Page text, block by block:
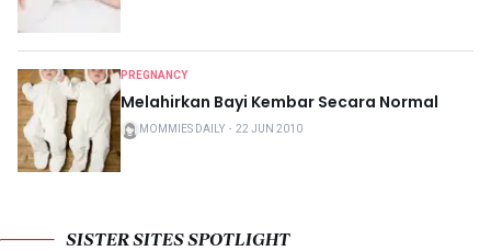
PREGNANCY
Melahirkan Bayi Kembar Secara Normal
MOMMIES DAILY ・ 22 JUN 2010
SISTER SITES SPOTLIGHT